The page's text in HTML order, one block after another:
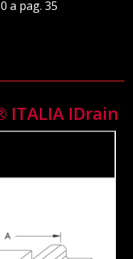
a pag. 35
ITALIA IDrain